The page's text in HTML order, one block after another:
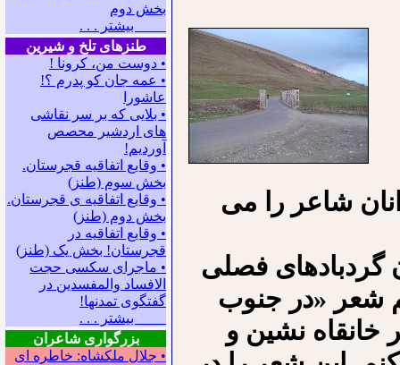
بخش دوم
بیشتر . . .
طنزهای تلخ و شیرین
• دوست من، کرونا !
• ﻋﻤﻪ ﺟﺎﻥ ﻛﻮ ﭘﺪﺭﻡ ؟!
عاشورا
• بلایی که بر سر نقاشی
های اردشیر محصص
آوردیم!
• وقایع اتفاقیه قجرستان.
بخش سوم (طنز)
• وقایع اتفاقیه ی قجرستان.
بخش دوم (طنز)
• وقایع اتفاقیه در
قجرستان! بخش یک (طنز)
• ماجرای سکسی حجت
الافساد والمفسدین در
گفتگوی تمدنها!
بیشتر . . .
بزرگواری شاعران
• جلال ملکشاه: خاطره ای
شاعر را می
فصلی
شعر «در جنوب
خانقاه نشین و